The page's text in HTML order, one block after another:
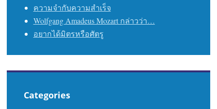
ความจำกับความสำเร็จ
Wolfgang Amadeus Mozart กล่าวว่า…
อยากได้มิตรหรือศัตรู
Categories